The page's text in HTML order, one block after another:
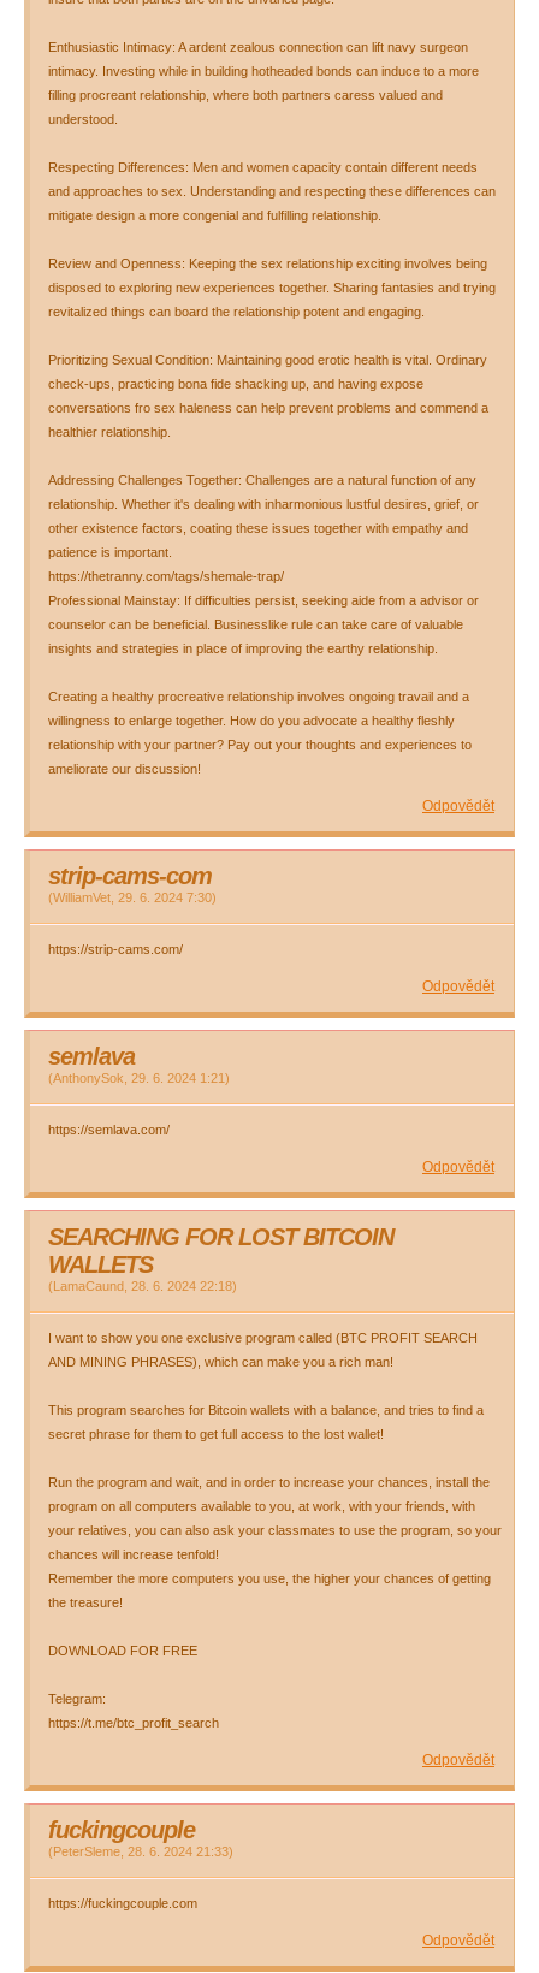
Enthusiastic Intimacy: A ardent zealous connection can lift navy surgeon
intimacy. Investing while in building hotheaded bonds can induce to a more
filling procreant relationship, where both partners caress valued and
understood.
Respecting Differences: Men and women capacity contain different needs
and approaches to sex. Understanding and respecting these differences can
mitigate design a more congenial and fulfilling relationship.
Review and Openness: Keeping the sex relationship exciting involves being
disposed to exploring new experiences together. Sharing fantasies and trying
revitalized things can board the relationship potent and engaging.
Prioritizing Sexual Condition: Maintaining good erotic health is vital. Ordinary
check-ups, practicing bona fide shacking up, and having expose
conversations fro sex haleness can help prevent problems and commend a
healthier relationship.
Addressing Challenges Together: Challenges are a natural function of any
relationship. Whether it's dealing with inharmonious lustful desires, grief, or
other existence factors, coating these issues together with empathy and
patience is important.
https://thetranny.com/tags/shemale-trap/
Professional Mainstay: If difficulties persist, seeking aide from a advisor or
counselor can be beneficial. Businesslike rule can take care of valuable
insights and strategies in place of improving the earthy relationship.
Creating a healthy procreative relationship involves ongoing travail and a
willingness to enlarge together. How do you advocate a healthy fleshly
relationship with your partner? Pay out your thoughts and experiences to
ameliorate our discussion!
Odpovědět
strip-cams-com
(WilliamVet 29. 6. 2024 7:30)
https://strip-cams.com/
Odpovědět
semlava
(AnthonySok 29. 6. 2024 1:21)
https://semlava.com/
Odpovědět
SEARCHING FOR LOST BITCOIN
WALLETS
(LamaCaund 28. 6. 2024 22:18)
I want to show you one exclusive program called (BTC PROFIT SEARCH
AND MINING PHRASES), which can make you a rich man!
This program searches for Bitcoin wallets with a balance, and tries to find a
secret phrase for them to get full access to the lost wallet!
Run the program and wait, and in order to increase your chances, install the
program on all computers available to you, at work, with your friends, with
your relatives, you can also ask your classmates to use the program, so your
chances will increase tenfold!
Remember the more computers you use, the higher your chances of getting
the treasure!
DOWNLOAD FOR FREE
Telegram:
https://t.me/btc_profit_search
Odpovědět
fuckingcouple
(PeterSleme 28. 6. 2024 21:33)
https://fuckingcouple.com
Odpovědět